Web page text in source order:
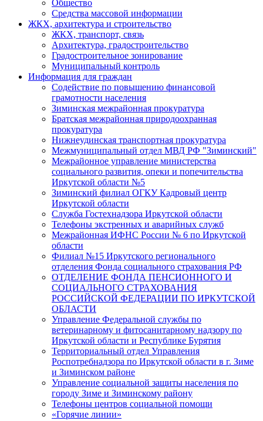
Общество
Средства массовой информации
ЖКХ, архитектура и строительство
ЖКХ, транспорт, связь
Архитектура, градостроительство
Градостроительное зонирование
Муниципальный контроль
Информация для граждан
Содействие по повышению финансовой
грамотности населения
Зиминская межрайонная прокуратура
Братская межрайонная природоохранная
прокуратура
Нижнеудинская транспортная прокуратура
Межмуниципальный отдел МВД РФ "Зиминский"
Межрайонное управление министерства
социального развития, опеки и попечительства
Иркутской области №5
Зиминский филиал ОГКУ Кадровый центр
Иркутской области
Служба Гостехнадзора Иркутской области
Телефоны экстренных и аварийных служб
Межрайонная ИФНС России № 6 по Иркутской
области
Филиал №15 Иркутского регионального
отделения Фонда социального страхования РФ
ОТДЕЛЕНИЕ ФОНДА ПЕНСИОННОГО И
СОЦИАЛЬНОГО СТРАХОВАНИЯ
РОССИЙСКОЙ ФЕДЕРАЦИИ ПО ИРКУТСКОЙ
ОБЛАСТИ
Управление Федеральной службы по
ветеринарному и фитосанитарному надзору по
Иркутской области и Республике Бурятия
Территориальный отдел Управления
Роспотребнадзора по Иркутской области в г. Зиме
и Зиминском районе
Управление социальной защиты населения по
городу Зиме и Зиминскому району
Телефоны центров социальной помощи
«Горячие линии»